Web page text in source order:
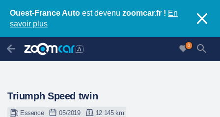
Ouest-France Auto est devenu zoomcar.fr ! En
savoir plus
0
Triumph Speed twin
Essence 05/2019 12 145 km